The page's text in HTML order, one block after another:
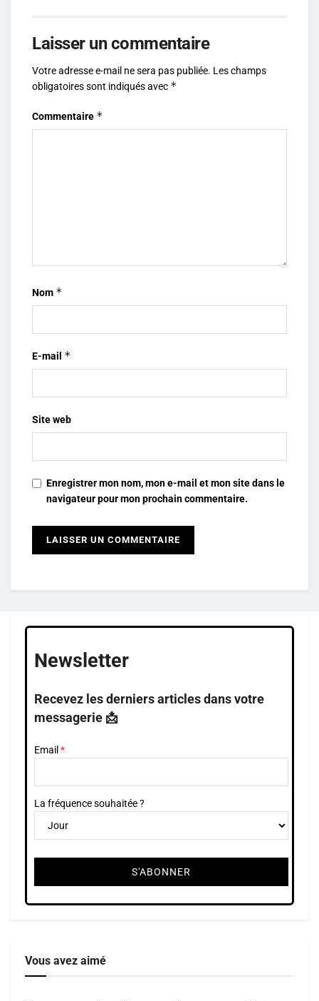
Laisser un commentaire
Votre adresse e-mail ne sera pas publiée. Les champs
obligatoires sont indiqués avec *
Commentaire *
Nom *
E-mail *
Site web
Enregistrer mon nom, mon e-mail et mon site dans le
navigateur pour mon prochain commentaire.
Newsletter
Recevez les derniers articles dans votre
messagerie 📩
Email
La fréquence souhaitée ?
Vous avez aimé